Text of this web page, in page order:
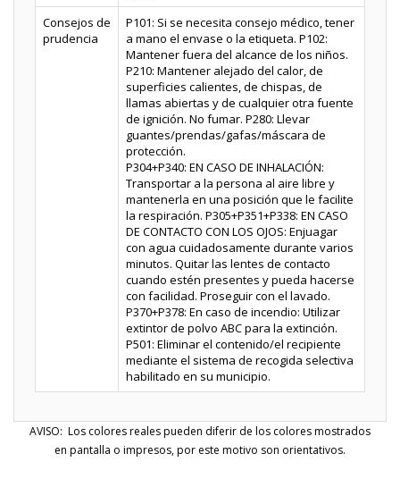
Consejos de
prudencia
P101: Si se necesita consejo médico, tener
a mano el envase o la etiqueta. P102:
Mantener fuera del alcance de los niños.
P210: Mantener alejado del calor, de
superficies calientes, de chispas, de
llamas abiertas y de cualquier otra fuente
de ignición. No fumar. P280: Llevar
guantes/prendas/gafas/máscara de
protección.
P304+P340: EN CASO DE INHALACIÓN:
Transportar a la persona al aire libre y
mantenerla en una posición que le facilite
la respiración. P305+P351+P338: EN CASO
DE CONTACTO CON LOS OJOS: Enjuagar
con agua cuidadosamente durante varios
minutos. Quitar las lentes de contacto
cuando estén presentes y pueda hacerse
con facilidad. Proseguir con el lavado.
P370+P378: En caso de incendio: Utilizar
extintor de polvo ABC para la extinción.
P501: Eliminar el contenido/el recipiente
mediante el sistema de recogida selectiva
habilitado en su municipio.
AVISO: Los colores reales pueden diferir de los colores mostrados
en pantalla o impresos, por este motivo son orientativos.